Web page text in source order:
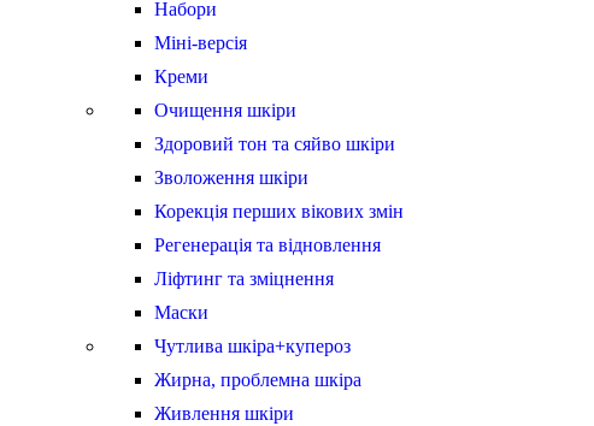
Набори
Міні-версія
Креми
Очищення шкіри
Здоровий тон та сяйво шкіри
Зволоження шкіри
Корекція перших вікових змін
Регенерація та відновлення
Ліфтинг та зміцнення
Маски
Чутлива шкіра+купероз
Жирна, проблемна шкіра
Живлення шкіри